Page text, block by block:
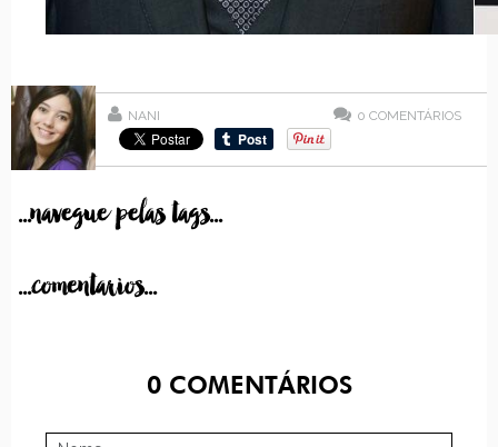
NANI 0 COMENTÁRIOS
...navegue pelas tags...
...comentarios...
0COMENTÁRIOS